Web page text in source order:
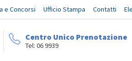
e Concorsi Ufficio Stampa Contatti
Centro Unico Prenotazione
Tel: 06 9939